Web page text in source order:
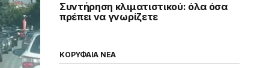
Συντήρηση κλιματιστικού: όλα όσα
πρέπει να γνωρίζετε
ΚΟΡΥΦΑΙΑ ΝΕΑ